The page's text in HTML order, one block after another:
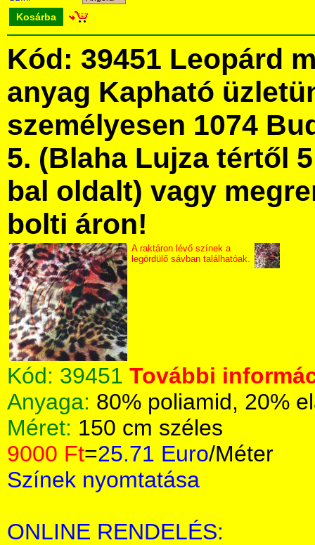
Kosárba
Kód: 39451 Leopárd
anyag Kapható
személyesen 1074
5. (Blaha Lujza tértől
bal oldalt) vagy
bolti áron!
A raktáron lévő színek a
legördülő sávban találhatóak.
Kód: 39451 További
Anyaga: 80% poliamid, 20%
Méret: 150 cm széles
9000 Ft=25.71 Euro/Méter
Színek nyomtatása
ONLINE RENDELÉS: